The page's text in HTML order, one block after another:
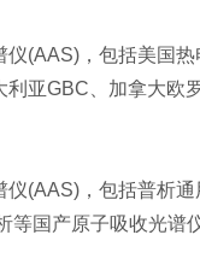
仪(AAS)，包括美国
亚GBC、加拿大欧
仪(AAS)，包括普析通
国产原子吸收光谱仪